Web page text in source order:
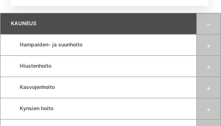
KAUNEUS
Hampaiden- ja suunhoito
Hiustenhoito
Kasvojenhoito
Kynsien hoito